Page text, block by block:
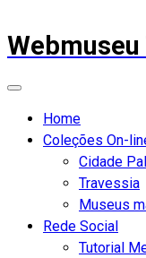
Home
Coleções On-
Cidade
Travessia
Museus
Rede Social
Tutorial